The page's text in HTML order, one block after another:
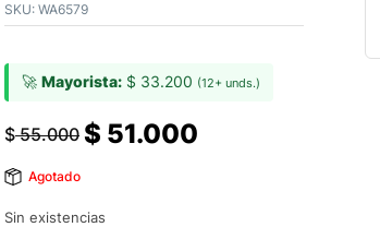
SKU: WA6579
🚀 Mayorista: $ 33.200 (12+ unds.)
$55.000 $ 51.000
Agotado
Sin existencias